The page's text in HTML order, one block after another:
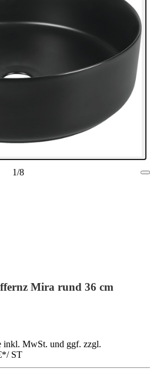
1/8
Mira rund 36 cm
MwSt. und ggf. zzgl.
*/ ST